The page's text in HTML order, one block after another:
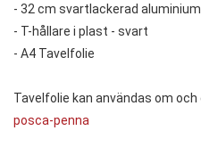
- 32 cm svartlackerad
- T-hållare i plast - svart
- A4 Tavelfolie
Tavelfolie kan användas om
posca-penna